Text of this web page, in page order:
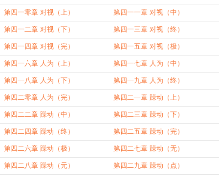
第四一零章 对视（上） 第四一一章 对视（中）
第四一二章 对视（下） 第四一三章 对视（终）
第四一四章 对视（完） 第四一五章 对视（极）
第四一六章 人为（上） 第四一七章 人为（中）
第四一八章 人为（下） 第四一九章 人为（终）
第四二零章 人为（完） 第四二一章 躁动（上）
第四二二章 躁动（中） 第四二三章 躁动（下）
第四二四章 躁动（终） 第四二五章 躁动（完）
第四二六章 躁动（极） 第四二七章 躁动（无）
第四二八章 躁动（元） 第四二九章 躁动（点）